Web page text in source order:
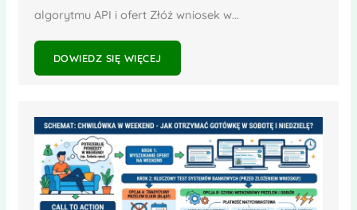
algorytmu API i ofert Złóż wniosek w...
DOWIEDZ SIĘ WIĘCEJ